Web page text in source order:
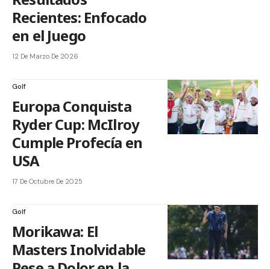
Recientes: Enfocado
en el Juego
12 De Marzo De 2026
Golf
Europa Conquista
Ryder Cup: McIlroy
Cumple Profecía en
USA
17 De Octubre De 2025
Golf
Morikawa: El
Masters Inolvidable